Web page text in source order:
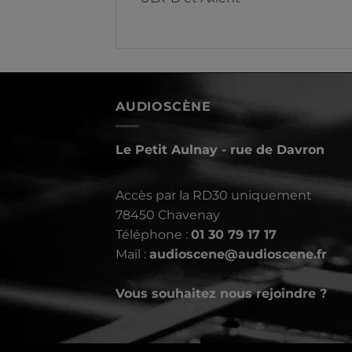
AUDIOSCÈNE
Le Petit Aulnay - rue de Davron
Accès par la RD30 uniquement
78450 Chavenay
Téléphone : 01 30 79 17 17
Mail : audioscene@audioscene.fr
Vous souhaitez nous rejoindre ?